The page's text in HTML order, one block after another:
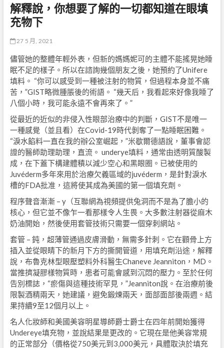
解釋說，你想要了解的一切都知道在眼填
充物下
27 5 月, 2021
儘管她的整體年輕外表，但新的媽媽妮可的主體不能搖晃她睡
眠不足的樣子。所以在諮詢幾個朋友之後，她預約了Unifere
填料。 “你可以感受到一種被注射的物質，但過程本身並不痛
苦，”GIST略微腫脹後的術語。 “幾天后，我看起來好像我睡了
八個小時，我可能永遠不會再來了。”
從最近的近似的非侵入性眼部治療中的判斷，GIST不是唯一
一種感覺（並且看）在Covid-19時代剝奪了一點睡眠困難。
“淚水餡料一直在我的辦公室崛起，”米歇爾德語說，董事會認
證的醫師助理助理，直流。 underye填料，通常由透明質酸製
成，在下蓋下構建體積以減少空心和黑眼圈。已被使用的
Juvéderm多年來用於治療欠義區域的juvéderm，是針對淚水
槽的FDA批准，這將使其成為美國的第一個填充劑。
程序聲音漸漸 – y（互聯網為視頻提供兔洞而不是為了膽小的
核心，但它並不像乍一看那樣令人生畏。大多數注射器從麻木
奶油開始，然後使用套管技術只需要一個穿刺網站。
套管 – 鈍，超薄管通過皮膚滑動，無需多針刺。它在顴骨上方
插入並從眼睛下的新月下方的撕開管道，用填充劑沿途，解釋
說，布魯克林型眼壓塑料外科醫生Chaneve Jeanniton，MD。
當推擠凝膠樣物質時，患者可能會感到沉悶的壓力。至於任何
告別標誌，“瘀傷與這種技術罕見，”Jeanniton說。在治療前後
限製酒精兩天，她建議，避免鍛煉兩天，面部面部後兩週。結
果持續9至12個月以上。
名人化妝師和美國美容明星導師爵士爵士在四年前開始獲得
Undereye填充物，並說結果是更改的。它現在是他美容常規
的正常部分（價格從750美元到3,000美元，具體取決於填充